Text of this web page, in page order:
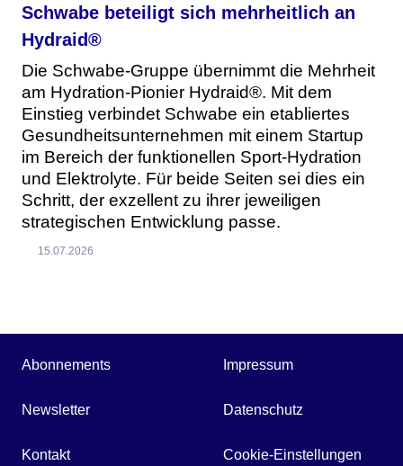
Schwabe beteiligt sich mehrheitlich an
Hydraid®
Die Schwabe-Gruppe übernimmt die Mehrheit
am Hydration-Pionier Hydraid®. Mit dem
Einstieg verbindet Schwabe ein etabliertes
Gesundheitsunternehmen mit einem Startup
im Bereich der funktionellen Sport-Hydration
und Elektrolyte. Für beide Seiten sei dies ein
Schritt, der exzellent zu ihrer jeweiligen
strategischen Entwicklung passe.
15.07.2026
Abonnements
Newsletter
Kontakt
Impressum
Datenschutz
Cookie-Einstellungen